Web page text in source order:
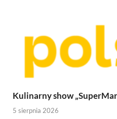
Kulinarny show
5 sierpnia 2026